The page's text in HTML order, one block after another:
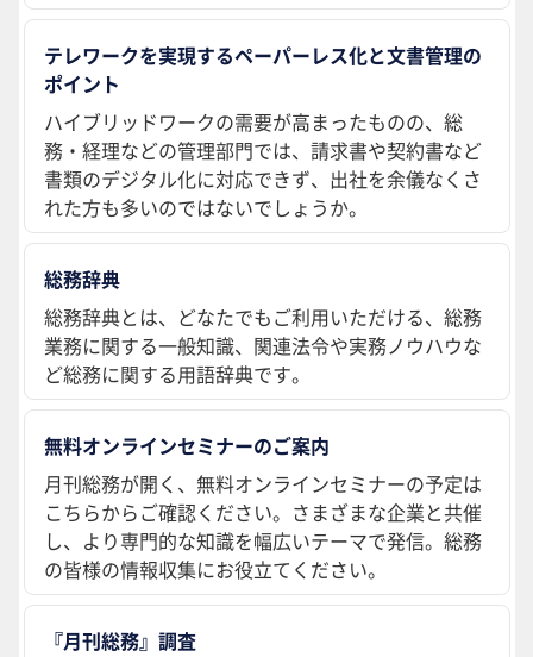
テレワークを実現するペーパーレス化と文書管理の
ポイント
ハイブリッドワークの需要が高まったものの、総
務・経理などの管理部門では、請求書や契約書など
書類のデジタル化に対応できず、出社を余儀なくさ
れた方も多いのではないでしょうか。
総務辞典
総務辞典とは、どなたでもご利用いただける、総務
業務に関する一般知識、関連法令や実務ノウハウな
ど総務に関する用語辞典です。
無料オンラインセミナーのご案内
月刊総務が開く、無料オンラインセミナーの予定は
こちらからご確認ください。さまざまな企業と共催
し、より専門的な知識を幅広いテーマで発信。総務
の皆様の情報収集にお役立てください。
『月刊総務』調査